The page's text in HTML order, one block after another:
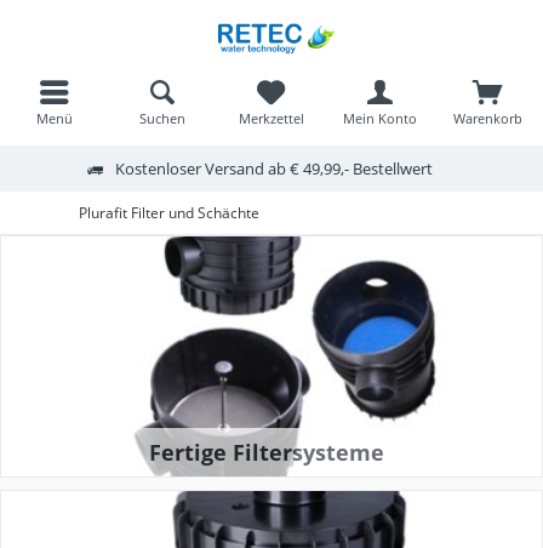
Kostenloser Versand ab € 49,99,- Bestellwert
Menü Warenkorb
Merkzettel Mein Konto
Suchen
Plurafit Filter und Schächte
Fertige Filtersysteme